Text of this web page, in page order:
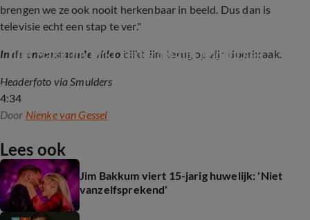
brengen we ze ook nooit herkenbaar in beeld. Dus dan is
televisie echt een stap te ver."
In de onderstaande video blikt Jim terug op zijn doorbraak.
4:34
Jim Bakkum blikt terug op zijn doorbraak
Headerfoto via Smulders
Door Nienke van Gessel
Lees ook
Jim Bakkum viert 15-jarig huwelijk: 'Niet
vanzelfsprekend'